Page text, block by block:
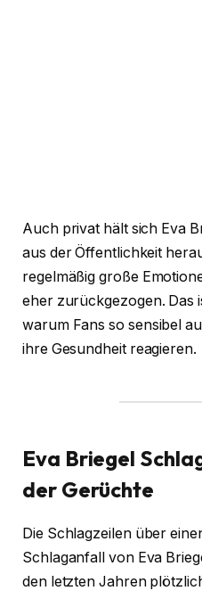
Auch privat hält sich Eva
aus der Öffentlichkeit
regelmäßig große
eher zurückgezogen. Das
warum Fans so sensibel
ihre Gesundheit reagieren.
Eva Briegel
der Gerüchte
Die Schlagzeilen über
Schlaganfall von Eva
den letzten Jahren